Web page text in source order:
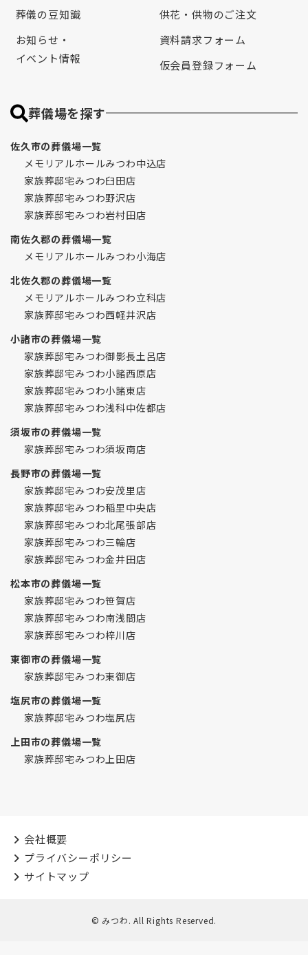
葬儀の豆知識
お知らせ・
イベント情報
供花・供物のご注文
資料請求フォーム
仮会員登録フォーム
葬儀場を探す
佐久市の葬儀場一覧
メモリアルホールみつわ中込店
家族葬邸宅みつわ臼田店
家族葬邸宅みつわ野沢店
家族葬邸宅みつわ岩村田店
南佐久郡の葬儀場一覧
メモリアルホールみつわ小海店
北佐久郡の葬儀場一覧
メモリアルホールみつわ立科店
家族葬邸宅みつわ西軽井沢店
小諸市の葬儀場一覧
家族葬邸宅みつわ御影長土呂店
家族葬邸宅みつわ小諸西原店
家族葬邸宅みつわ小諸東店
家族葬邸宅みつわ浅科中佐都店
須坂市の葬儀場一覧
家族葬邸宅みつわ須坂南店
長野市の葬儀場一覧
家族葬邸宅みつわ安茂里店
家族葬邸宅みつわ稲里中央店
家族葬邸宅みつわ北尾張部店
家族葬邸宅みつわ三輪店
家族葬邸宅みつわ金井田店
松本市の葬儀場一覧
家族葬邸宅みつわ笹賀店
家族葬邸宅みつわ南浅間店
家族葬邸宅みつわ梓川店
東御市の葬儀場一覧
家族葬邸宅みつわ東御店
塩尻市の葬儀場一覧
家族葬邸宅みつわ塩尻店
上田市の葬儀場一覧
家族葬邸宅みつわ上田店
会社概要
プライバシーポリシー
サイトマップ
© みつわ. All Rights Reserved.